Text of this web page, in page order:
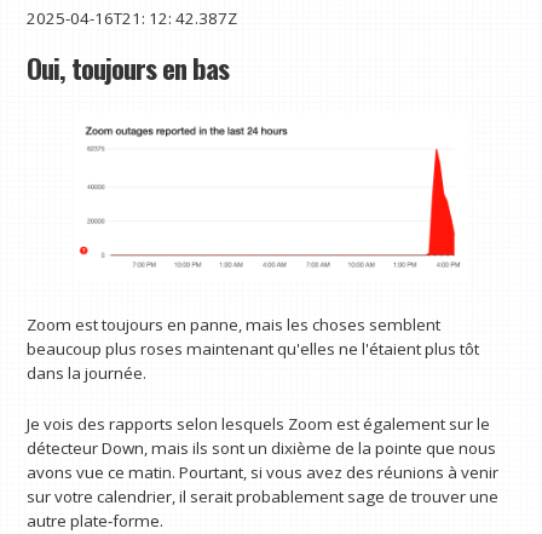
2025-04-16T21: 12: 42.387Z
Oui, toujours en bas
Zoom est toujours en panne, mais les choses semblent
beaucoup plus roses maintenant qu'elles ne l'étaient plus tôt
dans la journée.
Je vois des rapports selon lesquels Zoom est également sur le
détecteur Down, mais ils sont un dixième de la pointe que nous
avons vue ce matin. Pourtant, si vous avez des réunions à venir
sur votre calendrier, il serait probablement sage de trouver une
autre plate-forme.